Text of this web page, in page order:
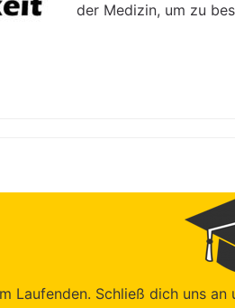
der Medizin, um zu
Laufenden. Schließ dich uns